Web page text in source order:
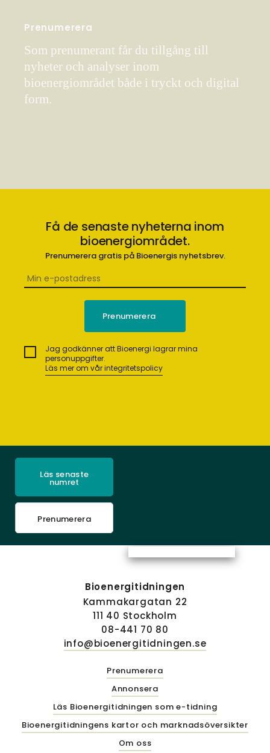
Prenumerera
Som prenumerant får du tillgång till
nyheter och analyser inom
bioenergiområdet både i tryckt och digital
form.
Få de senaste nyheterna inom
bioenergiområdet.
Prenumerera gratis på Bioenergis nyhetsbrev.
Jag godkänner att Bioenergi lagrar mina
personuppgifter.
Läs mer om vår integritetspolicy
Läs senaste
numret
Prenumerera
Bioenergitidningen
Kammakargatan 22
111 40 Stockholm
08-441 70 80
info@bioenergitidningen.se
Prenumerera
Annonsera
Läs Bioenergitidningen som e-tidning
Bioenergitidningens kartor och marknadsöversikter
Om oss